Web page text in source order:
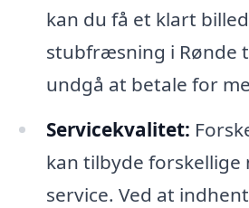
kan du få et klart
stubfræsning i Rønde
undgå at betale for
Servicekvalitet:
kan tilbyde forskellige
service. Ved at